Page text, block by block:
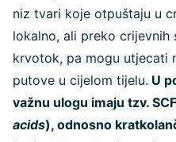
niz tvari koje otpuštaju u
lokalno, ali preko crijevnih
krvotok, pa mogu utjecati
putove u cijelom tijelu. U
važnu ulogu imaju tzv.
acids), odnosno